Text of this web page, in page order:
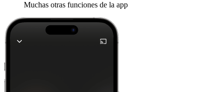
Muchas otras funciones de la app